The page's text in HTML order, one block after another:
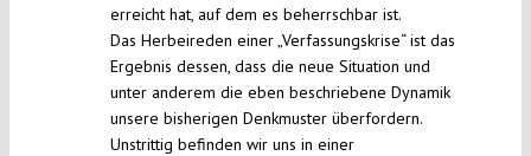
erreicht hat, auf dem es beherrschbar ist.
Das Herbeireden einer „Verfassungskrise“ ist das
Ergebnis dessen, dass die neue Situation und
unter anderem die eben beschriebene Dynamik
unsere bisherigen Denkmuster überfordern.
Unstrittig befinden wir uns in einer